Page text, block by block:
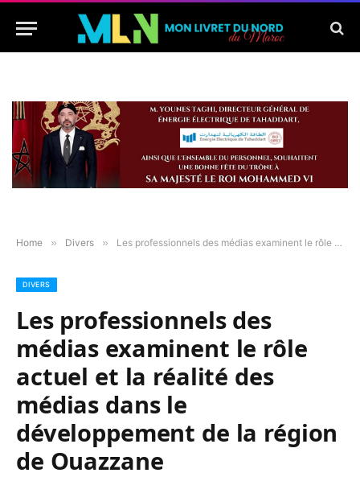
Home » Divers » Les professionnels des médias examinent le rôle actuel et la réalité des médias dans le développement de la région de Ouazzane
DIVERS
Les professionnels des
médias examinent le rôle
actuel et la réalité des
médias dans le
développement de la région
de Ouazzane